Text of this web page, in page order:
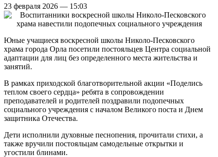
23 февраля 2026 — 15:03
Юные учащиеся воскресной школы Николо-Песковского
храма города Орла посетили постояльцев Центра социальной
адаптации для лиц без определенного места жительства и
занятий.
В рамках приходской благотворительной акции «Поделись
теплом своего сердца» ребята в сопровождении
преподавателей и родителей поздравили подопечных
социального учреждения с началом Великого поста и Днем
защитника Отечества.
Дети исполнили духовные песнопения, прочитали стихи, а
также вручили постояльцам самодельные открытки и
угостили блинами.